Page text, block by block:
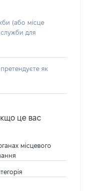
(або місце
для
як
це вас
місцевого